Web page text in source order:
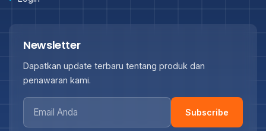
Newsletter
Dapatkan update terbaru tentang produk dan
penawaran kami.
Subscribe